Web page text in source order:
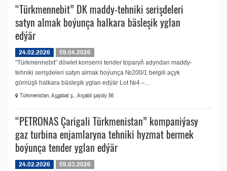
“Türkmennebit” DK maddy-tehniki serişdeleri
satyn almak boýunça halkara bäsleşik yglan
edýär
24.02.2026
09.04.2026
“Türkmennebit” döwlet konserni tender toparyň adyndan maddy-
tehniki serişdeleri satyn almak boýunça №200/1 belgili açyk
görnüşli halkara bäsleşik yglan edýär Lot №4 –...
Türkmenistan, Aşgabat ş., Arçabil şaýoly 56
“PETRONAS Çarigali Türkmenistan” kompaniýasy
gaz turbina enjamlaryna tehniki hyzmat bermek
boýunça tender yglan edýär
24.02.2026
09.03.2026